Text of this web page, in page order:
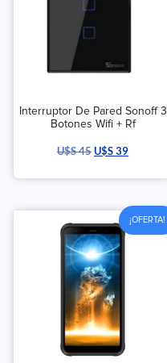
Interruptor De Pared Sonoff 3
Botones Wifi + Rf
U$S45U$S39
¡OFERTA!